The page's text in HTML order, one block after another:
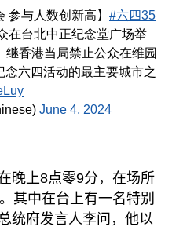
参与人数创新高】 #六四35
在台北中正纪念堂广场举
继香港当局禁止公众在维园
六四活动的最主要城市之
June 4, 2024
晚上8点零9分，在场所
其中在台上有一名特别
统府发言人李问，他以